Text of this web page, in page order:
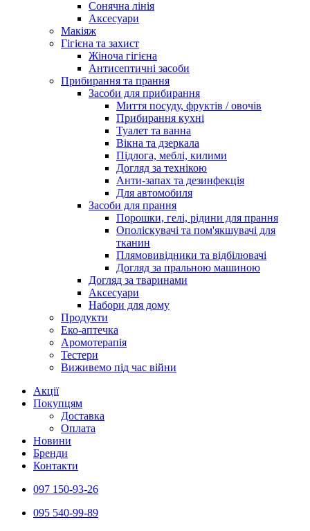
Сонячна лінія
Аксесуари
Макіяж
Гігієна та захист
Жіноча гігієна
Антисептичні засоби
Прибирання та прання
Засоби для прибирання
Миття посуду, фруктів / овочів
Прибирання кухні
Туалет та ванна
Вікна та дзеркала
Підлога, меблі, килими
Догляд за технікою
Анти-запах та дезинфекція
Для автомобиля
Засоби для прання
Порошки, гелі, рідини для прання
Ополіскувачі та пом'якшувачі для
тканин
Плямовивідники та відбілювачі
Догляд за пральною машиною
Догляд за тваринами
Аксесуари
Набори для дому
Продукти
Еко-аптечка
Аромотерапія
Тестери
Виживемо під час війни
Акції
Покупцям
Доставка
Оплата
Новини
Бренди
Контакти
097 150-93-26
095 540-99-89